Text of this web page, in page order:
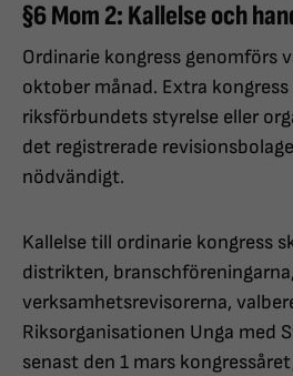
§6 Mom 2: Kallelse och
Ordinarie kongress genomförs
oktober månad. Extra
riksförbundets styrelse eller
det registrerade
nödvändigt.
Kallelse till ordinarie kongress
distrikten, branschföreningarna,
verksamhetsrevisorerna,
Riksorganisationen Unga med
senast den 1 mars